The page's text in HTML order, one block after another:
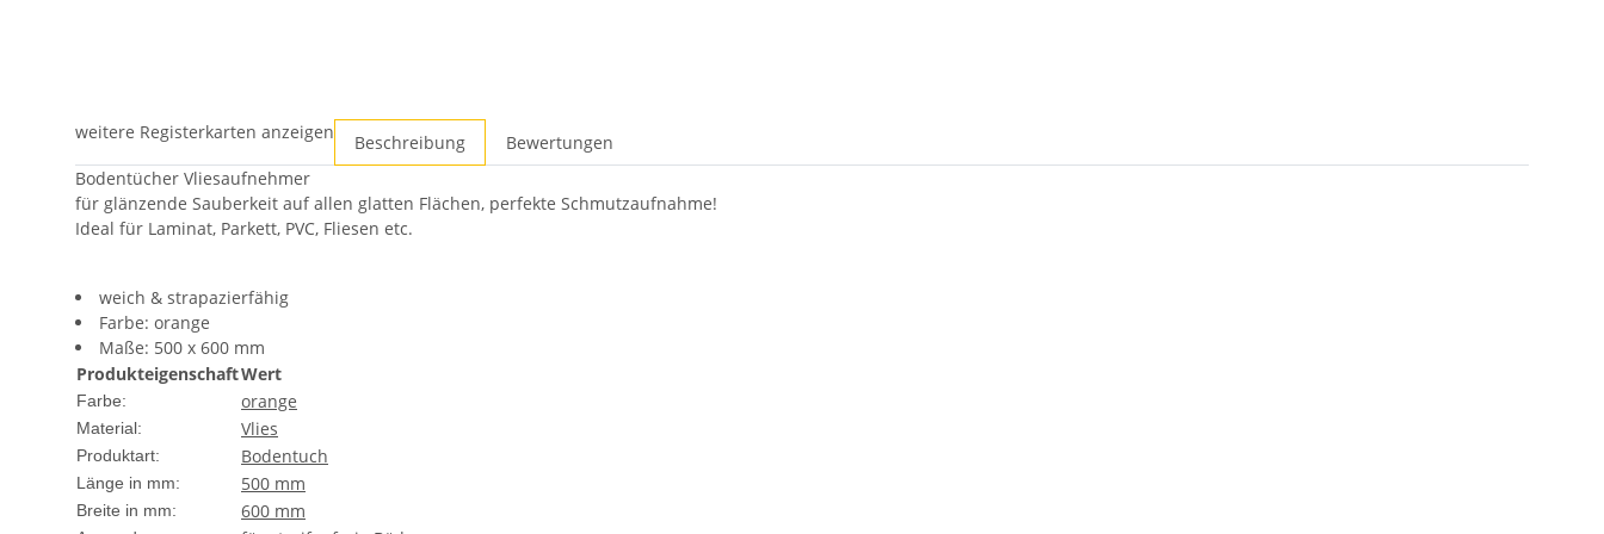
weitere Registerkarten anzeigen Beschreibung
Bewertungen
Bodentücher Vliesaufnehmer
für glänzende Sauberkeit auf allen glatten Flächen, perfekte Schmutzaufnahme!
Ideal für Laminat, Parkett, PVC, Fliesen etc.
weich & strapazierfähig
Farbe: orange
Maße: 500 x 600 mm
ProdukteigenschaftWert
Farbe: orange
Material: Vlies
Produktart: Bodentuch
Länge in mm: 500 mm
Breite in mm: 600 mm